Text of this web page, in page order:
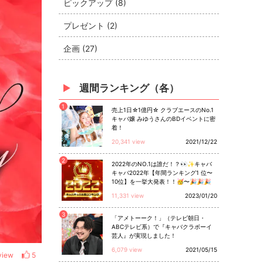
5
ピックアップ (8)
プレゼント (2)
企画 (27)
週間ランキング（各）
1
売上1日☆1億円☆ クラブエースのNo.1
キャバ嬢 みゆうさんのBDイベントに密
着！
20,341 view
2021/12/22
2
2022年のNO.1は誰だ！？👀✨キャバ
キャバ2022年【年間ランキング1 位〜
10位】を一挙大発表！！🥳〜🎉🎉🎉
11,331 view
2023/01/20
3
「アメトーーク！」（テレビ朝日・
ABCテレビ系）で『キャバクラボーイ
芸人』が実現しました！
6,079 view
2021/05/15